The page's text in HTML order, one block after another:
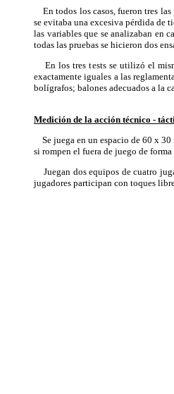
En todos los casos, fueron tres
se evitaba una excesiva pérdida de
las variables que se analizaban en
todas las pruebas se hicieron dos
En los tres tests se utilizó el
exactamente iguales a las
bolígrafos; balones adecuados a la
Medición de la acción técnico -
Se juega en un espacio de 60 x 30
si rompen el fuera de juego de
Juegan dos equipos de cuatro
jugadores participan con toques